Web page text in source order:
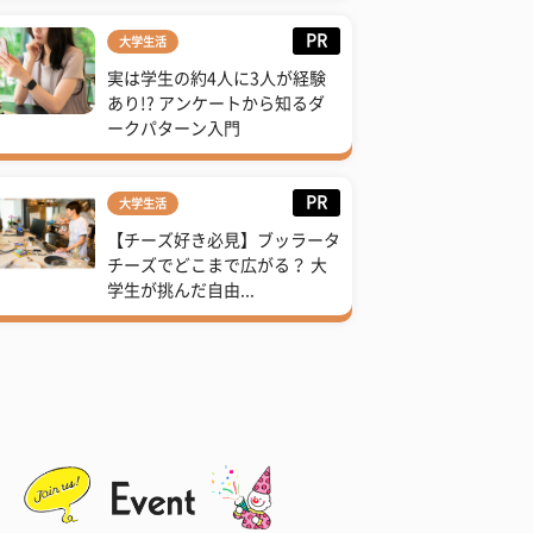
大学生活 PR
実は学生の約4人に3人が経験
あり!? アンケートから知るダ
ークパターン入門
大学生活 PR
【チーズ好き必見】ブッラータ
チーズでどこまで広がる？ 大
学生が挑んだ自由...